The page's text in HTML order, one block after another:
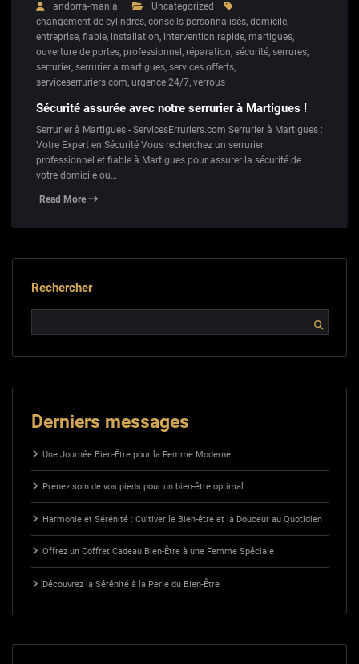
andorra-mania
Uncategorized
changement de cylindres, conseils personnalisés, domicile,
entreprise, fiable, installation, intervention rapide, martigues,
ouverture de portes, professionnel , réparation, sécurité, serrures,
serrurier, serrurier a martigues, services offerts,
serviceserruriers.com, urgence 24/7, verrous
Sécurité assurée avec notre serrurier à Martigues !
Serrurier à Martigues - ServicesErruriers.com Serrurier à Martigues :
Votre Expert en Sécurité Vous recherchez un serrurier
professionnel et fiable à Martigues pour assurer la sécurité de
votre domicile ou…
Read More
Rechercher
Derniers messages
Une Journée Bien-Être pour la Femme Moderne
Prenez soin de vos pieds pour un bien-être optimal
Harmonie et Sérénité : Cultiver le Bien-être et la Douceur au Quotidien
Offrez un Coffret Cadeau Bien-Être à une Femme Spéciale
Découvrez la Sérénité à la Perle du Bien-Être